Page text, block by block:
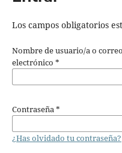
Los campos obligatorios
Nombre de usuario/a o correo
electrónico *
Contraseña*
¿Has olvidado tu contraseña?